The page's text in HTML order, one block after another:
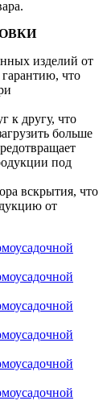
изделий от
гарантию, что
к другу, что
больше
под
вскрытия, что
от